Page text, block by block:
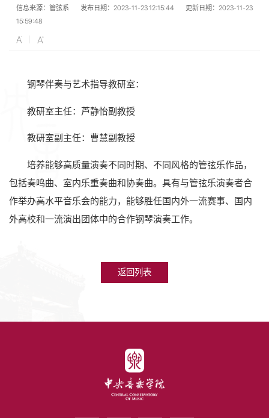
信息来源：管弦系 发布日期：2023-11-23 12:15:44
更新日期：2023-11-23
15:59:48
钢琴伴奏与艺术指导教研室：
教研室主任：芦静怡副教授
教研室副主任：曹慧副教授
培养能够高质量演奏不同时期、不同风格的管弦乐作品，
包括奏鸣曲、室内乐重奏曲和协奏曲。具有与管弦乐演奏者合
作举办高水平音乐会的能力，能够胜任国内外一流赛事、国内
外高校和一流演出团体中的合作钢琴演奏工作。
返回列表